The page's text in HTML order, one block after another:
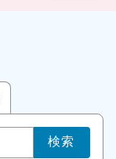
検索